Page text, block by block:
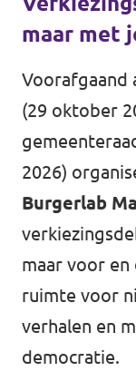
maar met
Voorafgaand
(29 oktober
2026)
Burgerlab
maar voor en
ruimte voor
verhalen en
democratie.